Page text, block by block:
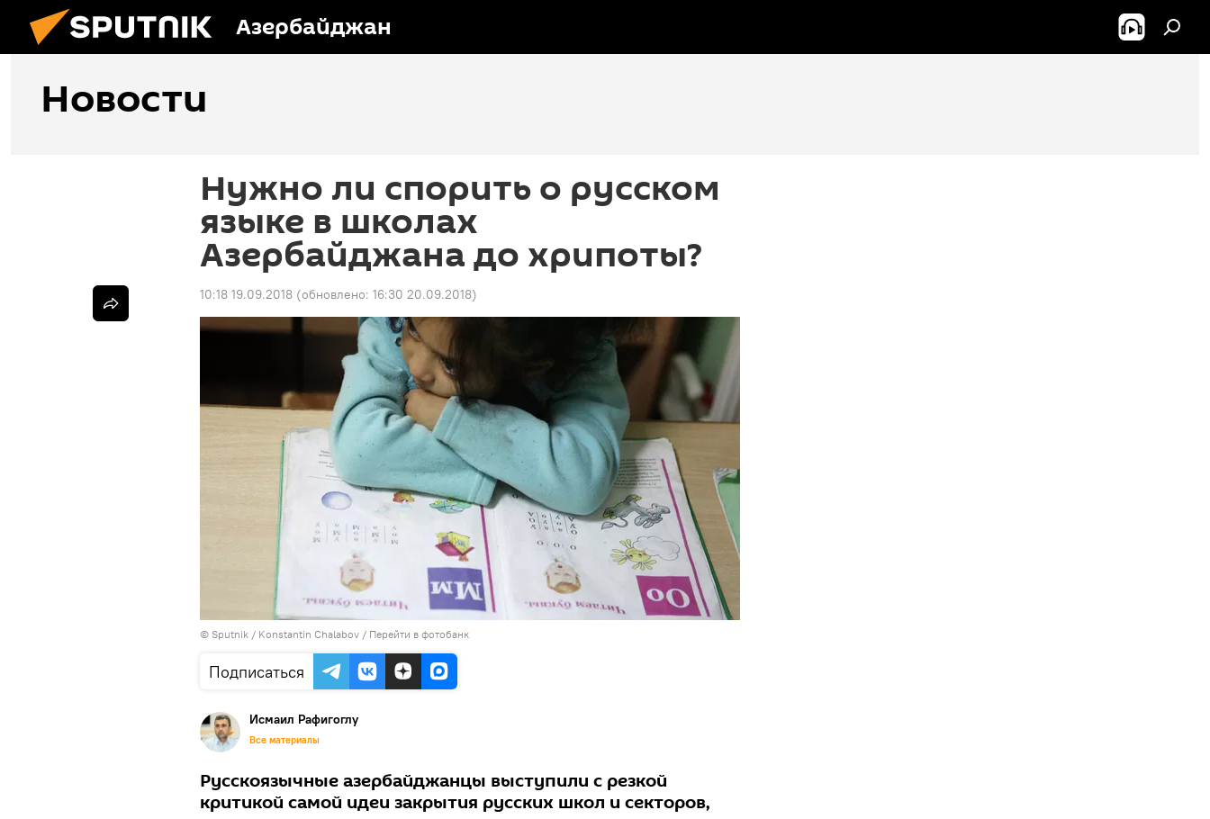
Азербайджан
Новости
Нужно ли спорить о русском
языке в школах
Азербайджана до хрипоты?
10:18 19.09.2018 (обновлено: 16:30 20.09.2018)
© Sputnik / Konstantin Chalabov / Перейти в фотобанк
Подписаться
Исмаил Рафигоглу
Все материалы
Русскоязычные азербайджанцы выступили с резкой
критикой самой идеи закрытия русских школ и секторов,